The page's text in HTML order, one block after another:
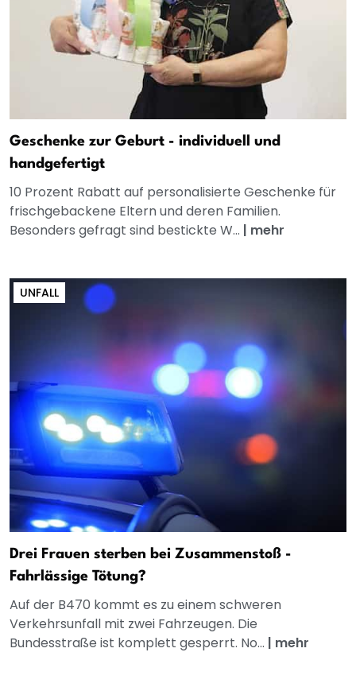
Geschenke zur Geburt - individuell und
handgefertigt
10 Prozent Rabatt auf personalisierte Geschenke für
frischgebackene Eltern und deren Familien.
Besonders gefragt sind bestickte W... | mehr
UNFALL
Drei Frauen sterben bei Zusammenstoß -
Fahrlässige Tötung?
Auf der B470 kommt es zu einem schweren
Verkehrsunfall mit zwei Fahrzeugen. Die
Bundesstraße ist komplett gesperrt. No... | mehr